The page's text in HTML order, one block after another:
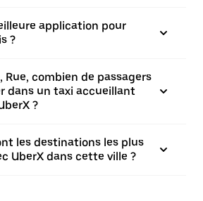
application pour
?
Rue, combien de passagers
dans un taxi accueillant
?
les destinations les plus
UberX dans cette ville ?